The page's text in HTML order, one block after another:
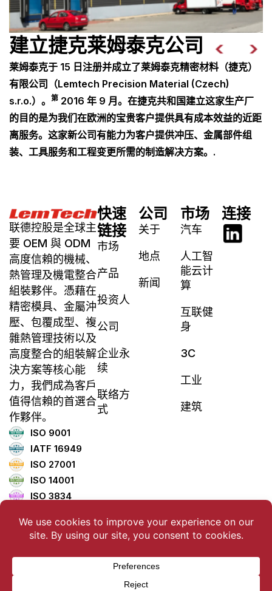
建立捷克莱姆泰克公司
莱姆泰克于 15 日注册并成立了莱姆泰克精密材料（捷克）
有限公司（Lemtech Precision Material (Czech)
s.r.o.）。 第 2016 年 9 月。在捷克共和国建立这家生产厂
的目的是为我们在欧洲的宝贵客户提供具有成本效益的近距
离服务。这家新公司有能力为客户提供冲压、金属部件组
装、工具服务和工程变更所需的制造解决方案。.
联德控股是全球主
要 OEM 與 ODM
高度信賴的機械、
熱管理及機電整合
組裝夥伴。憑藉在
精密模具、金屬沖
壓、包覆成型、複
雜熱管理技術以及
高度整合的組裝解
決方案等核心能
力，我們成為客戶
值得信賴的首選合
作夥伴。
ISO 9001
IATF 16949
ISO 27001
ISO 14001
ISO 3834
ISO 5001
TISAX
快速
链接
市场
产品
投资人
公司
企业永
续
联络方
式
公司
关于
地点
新闻
市场
汽车
人工智
能云计
算
互联健
身
3C
工业
建筑
连接